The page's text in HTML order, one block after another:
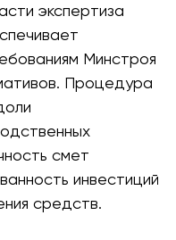
экспертиза
Минстроя
Процедура
смет
инвестиций
средств.